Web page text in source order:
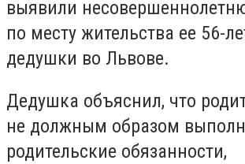
выявили
по месту жительства ее 56-
дедушки во Львове.
Дедушка объяснил, что
не должным образом
родительские обязанности,